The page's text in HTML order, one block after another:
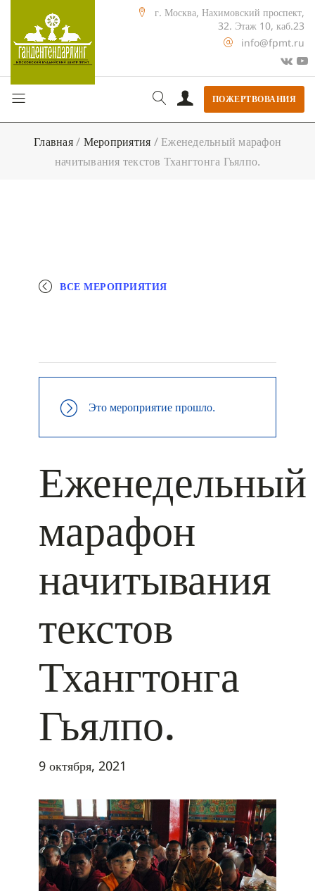
г. Москва, Нахимовский проспект,
32. Этаж 10, каб.23
info@fpmt.ru
ПОЖЕРТВОВАНИЯ
Главная/ Мероприятия / Еженедельный марафон
начитывания текстов Тхангтонга Гьялпо.
ВСЕ МЕРОПРИЯТИЯ
Это мероприятие прошло.
Еженедельный
марафон
начитывания
текстов
Тхангтонга
Гьялпо.
9 октября, 2021